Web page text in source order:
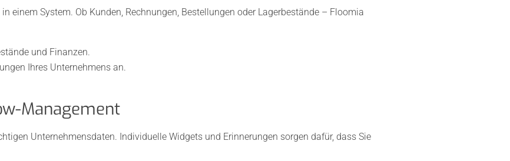
einem System. Ob Kunden, Rechnungen, Bestellungen oder Lagerbestände – Floomia
und Finanzen.
Ihres Unternehmens an.
Management
Unternehmensdaten. Individuelle Widgets und Erinnerungen sorgen dafür, dass Sie